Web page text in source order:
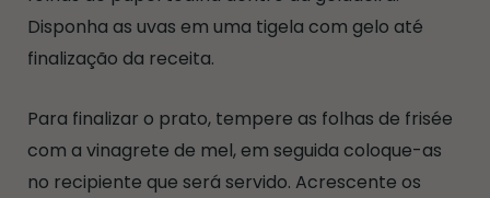
Disponha as uvas em uma tigela com gelo até
finalização da receita.
Para finalizar o prato, tempere as folhas de frisée
com a vinagrete de mel, em seguida coloque-as
no recipiente que será servido. Acrescente os